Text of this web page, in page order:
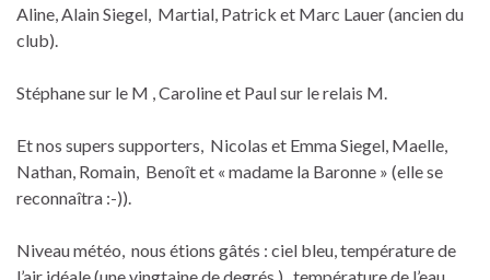
Aline, Alain Siegel, Martial, Patrick et Marc Lauer (ancien du
club).
Stéphane sur le M , Caroline et Paul sur le relais M.
Et nos supers supporters, Nicolas et Emma Siegel, Maelle,
Nathan, Romain, Benoît et « madame la Baronne » (elle se
reconnaîtra :-)).
Niveau météo, nous étions gâtés : ciel bleu, température de